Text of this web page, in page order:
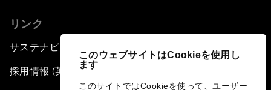
このウェブサイトはCookieを使用し
ます
このサイトではCookieを使って、ユーザー
リンク
サステナビリティへの取り組み
採用情報 (英語のみ)